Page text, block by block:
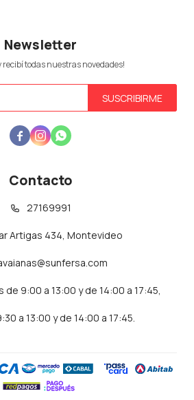
Contacto
27169991
Artigas 434, Montevideo
de 9:00 a 13:00 y de 14:00 a 17:45,
a 13:00 y de 14:00 a 17:45.
Newsletter
recibí todas nuestras novedades!
SUSCRIBIRME
  